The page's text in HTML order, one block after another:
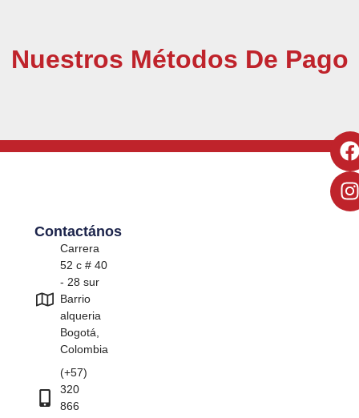
Nuestros Métodos De Pago
Contactános
Carrera
52 c # 40
- 28 sur
Barrio
alqueria
Bogotá,
Colombia
(+57)
320
866